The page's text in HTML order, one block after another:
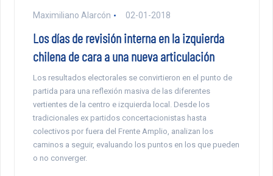
Maximiliano Alarcón 02-01-2018
Los días de revisión interna en la izquierda
chilena de cara a una nueva articulación
Los resultados electorales se convirtieron en el punto de
partida para una reflexión masiva de las diferentes
vertientes de la centro e izquierda local. Desde los
tradicionales ex partidos concertacionistas hasta
colectivos por fuera del Frente Amplio, analizan los
caminos a seguir, evaluando los puntos en los que pueden
o no converger.